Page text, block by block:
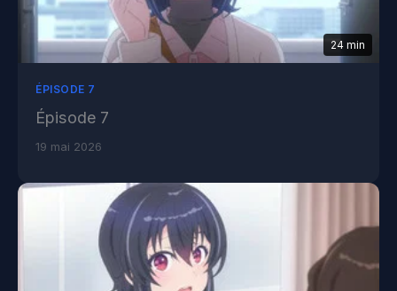
24 min
ÉPISODE 7
Épisode 7
19 mai 2026